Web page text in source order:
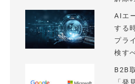
AIエ
する
プラ
検す
B2B